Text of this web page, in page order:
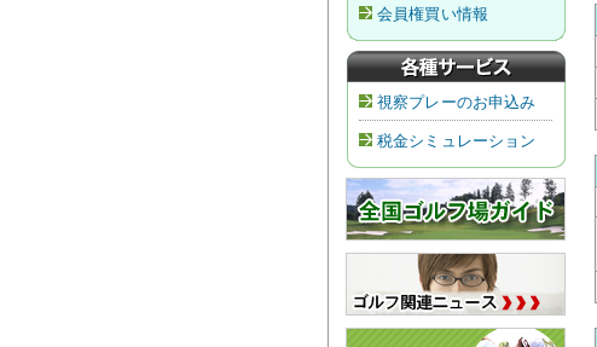
会員権買い情報
視察プレーのお申込み
税金シミュレーション